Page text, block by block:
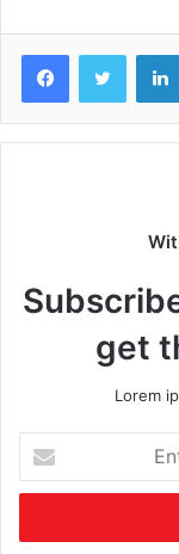
FacebookTwitter
get
Lorem
your
Email